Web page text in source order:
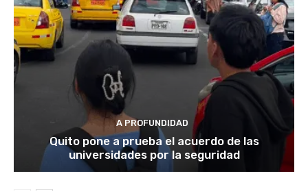
A PROFUNDIDAD
Quito pone a prueba el acuerdo de las
universidades por la seguridad